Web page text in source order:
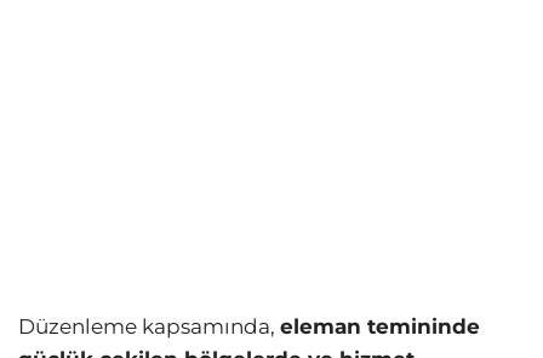
Düzenleme kapsamında, eleman temininde